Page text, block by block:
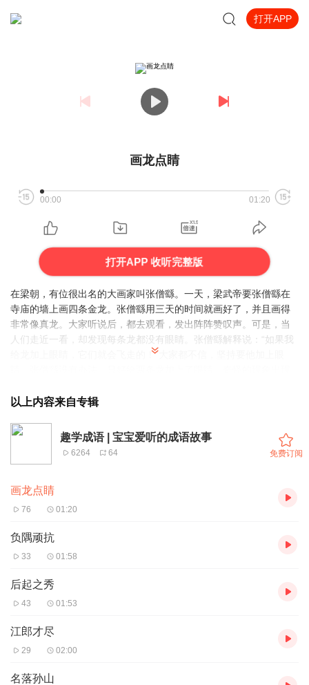
打开APP
画龙点睛
00:00 01:20
打开APP 收听完整版
在梁朝，有位很出名的大画家叫张僧繇。一天，梁武帝要张僧繇在
寺庙的墙上画四条金龙。张僧繇用三天的时间就画好了，并且画得
非常像真龙。大家听说后，都去观看，发出阵阵赞叹声。可是，当
人们走近一看，却发现每条龙都没有眼睛。张僧繇解释说：“如果我
给龙加上眼睛，它们就会飞走的！”大家都不信，坚持要他加上眼
画龙点睛的寓意：画龙点睛是说，只要抓住了问题的关键，就能解
画龙点睛造句：这篇文章的结尾写得非常好，起到了画龙点睛的作
以上内容来自专辑
趣学成语 | 宝宝爱听的成语故事
6264 64 免费订阅
画龙点睛
76 01:20
负隅顽抗
33 01:58
后起之秀
43 01:53
江郎才尽
29 02:00
名落孙山